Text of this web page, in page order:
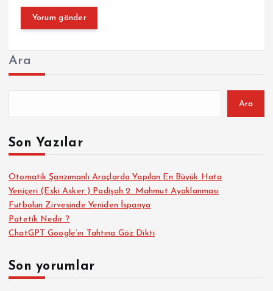
Ara
Ara
Son Yazılar
Otomatik Şanzımanlı Araçlarda Yapılan En Büyük Hata
Yeniçeri (Eski Asker ) Padişah 2. Mahmut Ayaklanması
Futbolun Zirvesinde Yeniden İspanya
Patetik Nedir ?
ChatGPT Google’ın Tahtına Göz Dikti
Son yorumlar